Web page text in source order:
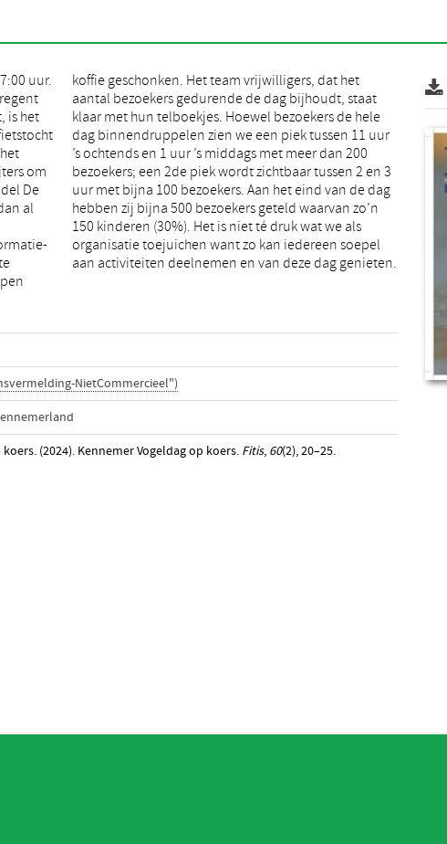
uur.
is het
om
De
al
dat het
staat
hele
11 uur
2 en 3
dag
zo’n
soepel
aan activiteiten deelnemen en van deze dag genieten.
NietCommercieel")
(2024). Kennemer Vogeldag op koers. Fitis, 60(2), 20–25.